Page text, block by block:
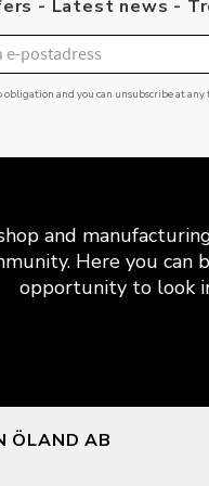
- Latest news -
obligation and you can unsubscribe at any
and
Here you can
opportunity to look
ÖLAND AB